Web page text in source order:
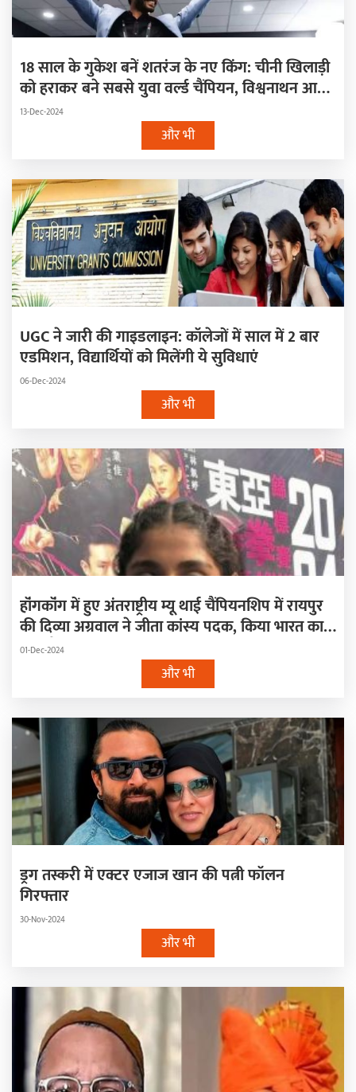
18 साल के गुकेश बनें शतरंज के नए किंग: चीनी खिलाड़ी
को हराकर बने सबसे युवा वर्ल्ड चैंपियन, विश्वनाथन आनंद
के क्लब में हुए शामिल
13-Dec-2024
और भी
UGC ने जारी की गाइडलाइन: कॉलेजों में साल में 2 बार
एडमिशन, विद्यार्थियों को मिलेंगी ये सुविधाएं
06-Dec-2024
और भी
हॉंगकॉंग में हुए अंतराष्ट्रीय म्यू थाई चैंपियनशिप में रायपुर
की दिव्या अग्रवाल ने जीता कांस्य पदक, किया भारत का
नाम रौशन
01-Dec-2024
और भी
ड्रग तस्करी में एक्टर एजाज खान की पत्नी फॉलन
गिरफ्तार
30-Nov-2024
और भी